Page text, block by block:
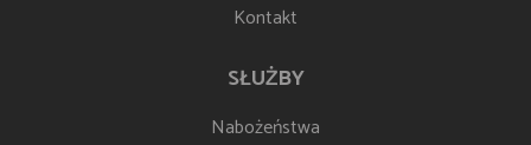
Kontakt
SŁUŻBY
Nabożeństwa